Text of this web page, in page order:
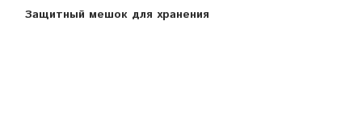
Защитный мешок для хранения